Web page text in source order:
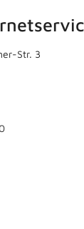
Str. 3